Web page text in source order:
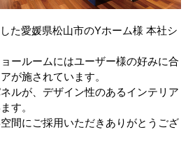
た愛媛県松山市のYホーム様 本社シ
ールームにはユーザー様の好みに合
が施されています。
ルが、デザイン性のあるインテリア
す。
間にご採用いただきありがとうござ